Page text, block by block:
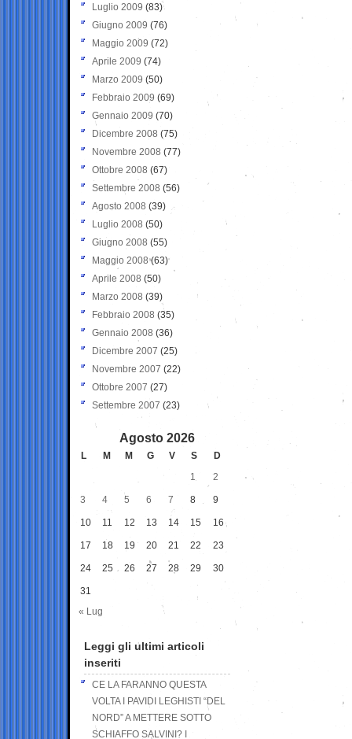
Luglio 2009 (83)
Giugno 2009 (76)
Maggio 2009 (72)
Aprile 2009 (74)
Marzo 2009 (50)
Febbraio 2009 (69)
Gennaio 2009 (70)
Dicembre 2008 (75)
Novembre 2008 (77)
Ottobre 2008 (67)
Settembre 2008 (56)
Agosto 2008 (39)
Luglio 2008 (50)
Giugno 2008 (55)
Maggio 2008(63)
Aprile 2008 (50)
Marzo 2008 (39)
Febbraio 2008 (35)
Gennaio 2008 (36)
Dicembre 2007 (25)
Novembre 2007 (22)
Ottobre 2007 (27)
Settembre 2007 (23)
Agosto 2026
L M M G V S
D
1
2
3 4 5 6 7 8 9
10 11 12 13 14 15 16
17 18 19 20 21 22 23
24 25 26 27 28 29 30
31
« Lug
Leggi gli ultimi articoli
inseriti
CE LA FARANNO QUESTA
VOLTA I PAVIDI LEGHISTI “DEL
NORD” A METTERE SOTTO
SCHIAFFO SALVINI? I